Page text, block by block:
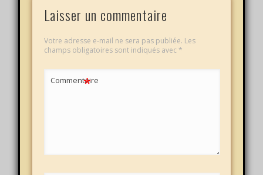
Laisser un commentaire
Votre adresse e-mail ne sera pas publiée. Les
champs obligatoires sont indiqués avec*
Commentaire
*